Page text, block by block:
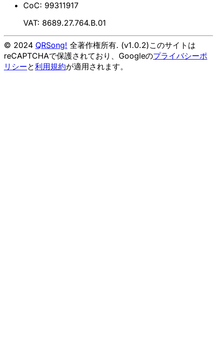
CoC: 99311917
VAT: 8689.27.764.B.01
© 2024 QRSong! 全著作権所有. (v1.0.2)このサイトは
reCAPTCHAで保護されており、Googleのプライバシーポ
リシーと利用規約が適用されます。